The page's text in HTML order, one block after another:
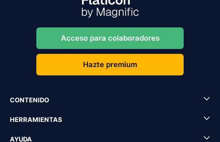
Acceso para colaboradores
Hazte premium
CONTENIDO
HERRAMIENTAS
AYUDA